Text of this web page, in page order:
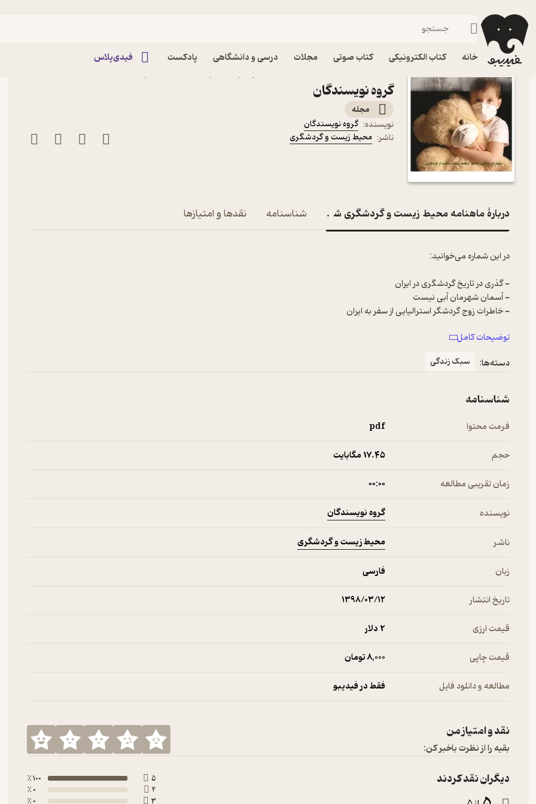
خانه کتاب الکترونیکی کتاب صوتی مجلات درسی و دانشگاهی پادکست فیدی‌پلاس
فیدیبو مجله و نشریه
گروه نویسندگان
مجله
نویسنده: گروه نویسندگان
ناشر: محیط زیست و گردشگری
دربارۀ ماهنامه محیط زیست و گردشگری شماره 2 شناسنامه نقدها و امتیازها
- تعریف مناطق چهارگانه محیط زیست
توضیحات کامل
دسته‌ها:
سبک زندگی
شناسنامه
فرمت محتوا pdf
حجم 17.۴۵ مگابایت
زمان تقریبی مطالعه ۰۰:۰۰
نویسنده گروه نویسندگان
ناشر محیط زیست و گردشگری
زبان فارسی
تاریخ انتشار ۱۳۹۸/۰۳/۱۲
قیمت ارزی 2 دلار
قیمت چاپی 8,000 تومان
مطالعه و دانلود فایل فقط در فیدیبو
نقد و امتیاز من
بقیه را از نظرت باخبر کن:
دیگران نقد کردند 5
100 ٪
4
0 ٪
3
0 ٪